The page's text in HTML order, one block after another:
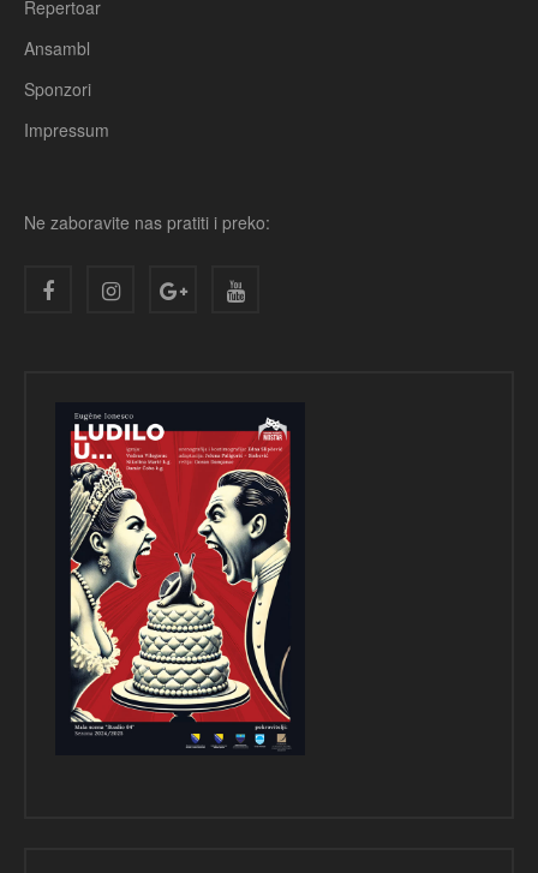
Repertoar
Ansambl
Sponzori
Impressum
Ne zaboravite nas pratiti i preko: